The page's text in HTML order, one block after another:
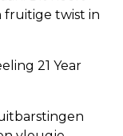
fruitige twist in
21 Year